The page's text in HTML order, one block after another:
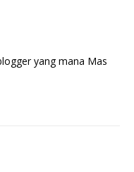
yang mana Mas